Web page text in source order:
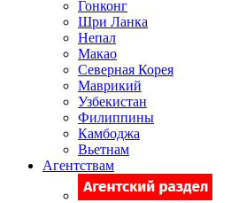
Гонконг
Шри Ланка
Непал
Макао
Северная Корея
Маврикий
Узбекистан
Филиппины
Камбоджа
Вьетнам
Агентствам